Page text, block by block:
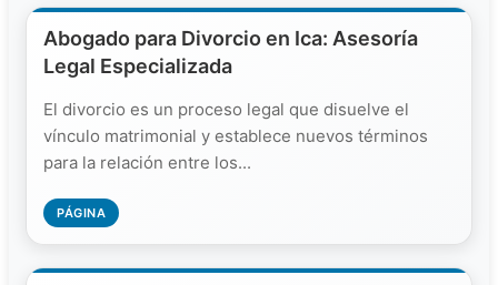
Abogado para Divorcio en Ica: Asesoría
Legal Especializada
El divorcio es un proceso legal que disuelve el
vínculo matrimonial y establece nuevos términos
para la relación entre los...
PÁGINA